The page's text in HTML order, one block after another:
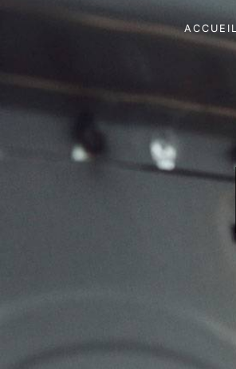
Panneau de gestion des cookies
ACCUEIL